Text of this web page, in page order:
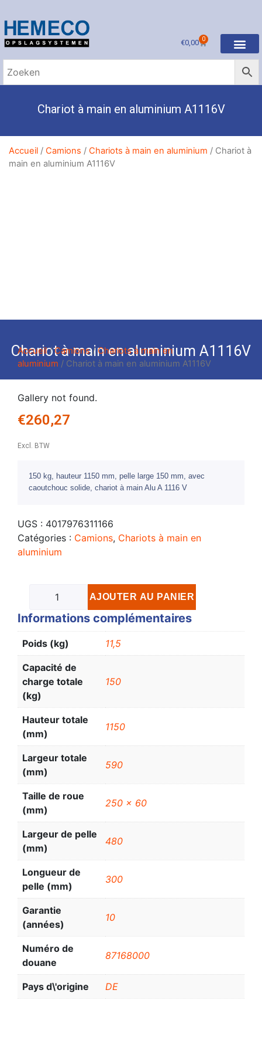
€0,00 0
Chariot à main en aluminium A1116V
Accueil / Camions / Chariots à main en aluminium / Chariot à
main en aluminium A1116V
Chariot à main en aluminium A1116V
Accueil/Camions/Chariots à main en
aluminium / Chariot à main en aluminium A1116V
Gallery not found.
€260,27
Excl. BTW
150 kg, hauteur 1150 mm, pelle large 150 mm, avec
caoutchouc solide, chariot à main Alu A 1116 V
UGS : 4017976311166
Catégories : Camions, Chariots à main en
aluminium
AJOUTER AU PANIER
Informations complémentaires
Poids (kg) 11,5
Capacité de
charge totale
(kg)
150
Hauteur totale
(mm)
1150
Largeur totale
(mm)
590
Taille de roue
(mm)
250 x 60
Largeur de pelle
(mm)
480
Longueur de
pelle (mm)
300
Garantie
(années)
10
Numéro de
douane
87168000
Pays d\'origine DE